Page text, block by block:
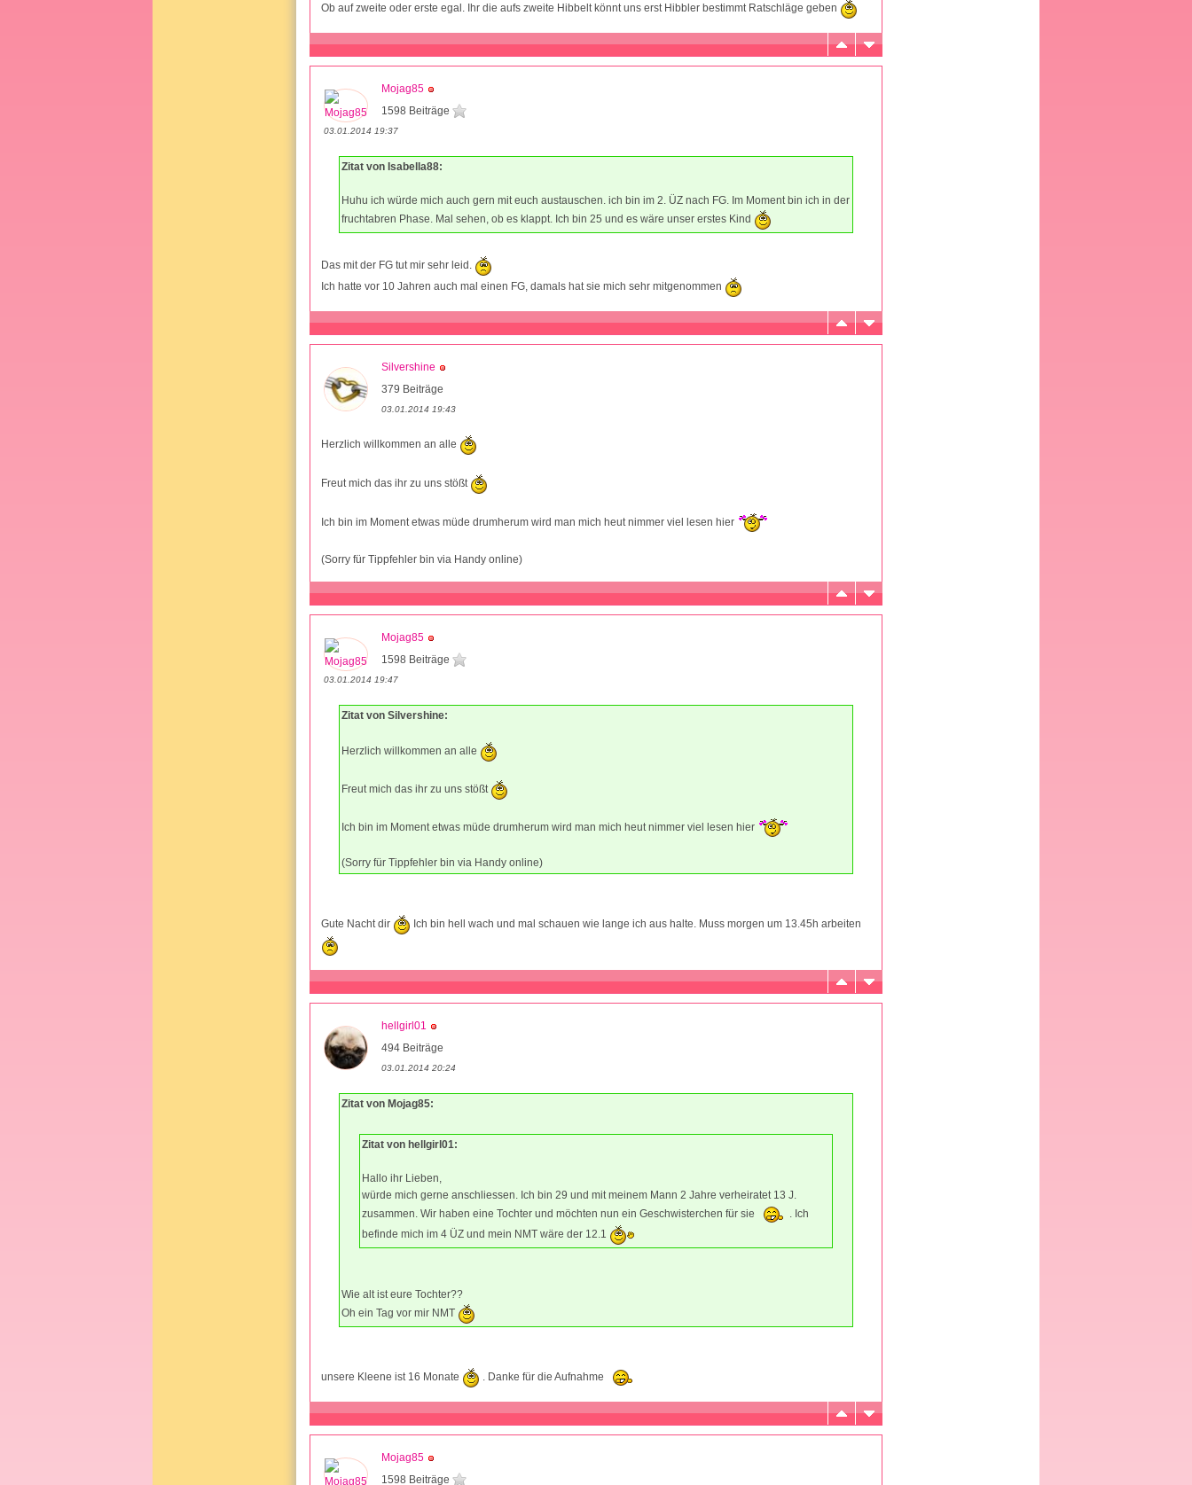
Ob auf zweite oder erste egal. Ihr die aufs zweite Hibbelt könnt uns erst Hibbler bestimmt Ratschläge geben
Mojag85
1598 Beiträge
03.01.2014 19:37
Zitat von Isabella88:
Huhu ich würde mich auch gern mit euch austauschen. ich bin im 2. ÜZ nach FG. Im Moment bin ich in der
fruchtabren Phase. Mal sehen, ob es klappt. Ich bin 25 und es wäre unser erstes Kind
Das mit der FG tut mir sehr leid.
Ich hatte vor 10 Jahren auch mal einen FG, damals hat sie mich sehr mitgenommen
Silvershine
379 Beiträge
03.01.2014 19:43
Herzlich willkommen an alle
Freut mich das ihr zu uns stößt
Ich bin im Moment etwas müde drumherum wird man mich heut nimmer viel lesen hier
(Sorry für Tippfehler bin via Handy online)
Mojag85
1598 Beiträge
03.01.2014 19:47
Zitat von Silvershine:
Herzlich willkommen an alle
Freut mich das ihr zu uns stößt
Ich bin im Moment etwas müde drumherum wird man mich heut nimmer viel lesen hier
(Sorry für Tippfehler bin via Handy online)
Gute Nacht dir Ich bin hell wach und mal schauen wie lange ich aus halte. Muss morgen um 13.45h arbeiten
hellgirl01
494 Beiträge
03.01.2014 20:24
Zitat von Mojag85:
Zitat von hellgirl01:
Hallo ihr Lieben,
würde mich gerne anschliessen. Ich bin 29 und mit meinem Mann 2 Jahre verheiratet 13 J.
zusammen. Wir haben eine Tochter und möchten nun ein Geschwisterchen für sie
. Ich
befinde mich im 4 ÜZ und mein NMT wäre der 12.1
Wie alt ist eure Tochter??
Oh ein Tag vor mir NMT
unsere Kleene ist 16 Monate . Danke für die Aufnahme
Mojag85
1598 Beiträge